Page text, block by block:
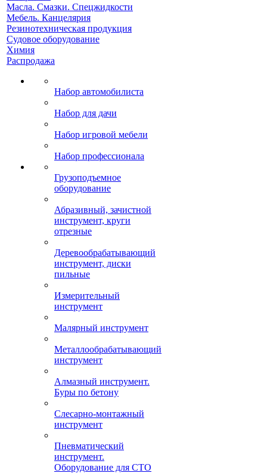
Масла. Смазки. Спецжидкости
Мебель. Канцелярия
Резинотехническая продукция
Судовое оборудование
Химия
Распродажа
Набор автомобилиста
Набор для дачи
Набор игровой мебели
Набор профессионала
Грузоподъемное
оборудование
Абразивный, зачистной
инструмент, круги
отрезные
Деревообрабатывающий
инструмент, диски
пильные
Измерительный
инструмент
Малярный инструмент
Металлообрабатывающий
инструмент
Алмазный инструмент.
Буры по бетону
Слесарно-монтажный
инструмент
Пневматический
инструмент.
Оборудование для СТО